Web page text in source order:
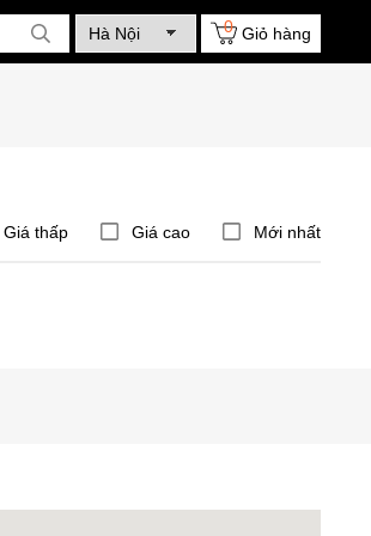
Giỏ hàng
0
Giá thấp Giá cao Mới nhất